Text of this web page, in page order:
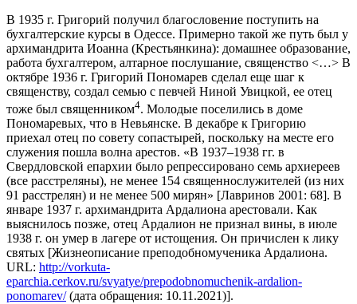
В 1935 г. Григорий получил благословение поступить на
бухгалтерские курсы в Одессе. Примерно такой же путь был у
архимандрита Иоанна (Крестьянкина): домашнее образование,
работа бухгалтером, алтарное послушание, священство <…> В
октябре 1936 г. Григорий Пономарев сделал еще шаг к
священству, создал семью с певчей Ниной Увицкой, ее отец
тоже был священником4. Молодые поселились в доме
Пономаревых, что в Невьянске. В декабре к Григорию
приехал отец по совету сопастырей, поскольку на месте его
служения пошла волна арестов. «В 1937–1938 гг. в
Свердловской епархии было репрессировано семь архиереев
(все расстреляны), не менее 154 священнослужителей (из них
91 расстрелян) и не менее 500 мирян» [Лавринов 2001: 68]. В
январе 1937 г. архимандрита Ардалиона арестовали. Как
выяснилось позже, отец Ардалион не признал вины, в июле
1938 г. он умер в лагере от истощения. Он причислен к лику
святых [Жизнеописание преподобномученика Ардалиона.
URL: http://vorkuta-
eparchia.cerkov.ru/svyatye/prepodobnomuchenik-ardalion-
ponomarev/(дата обращения: 10.11.2021)].